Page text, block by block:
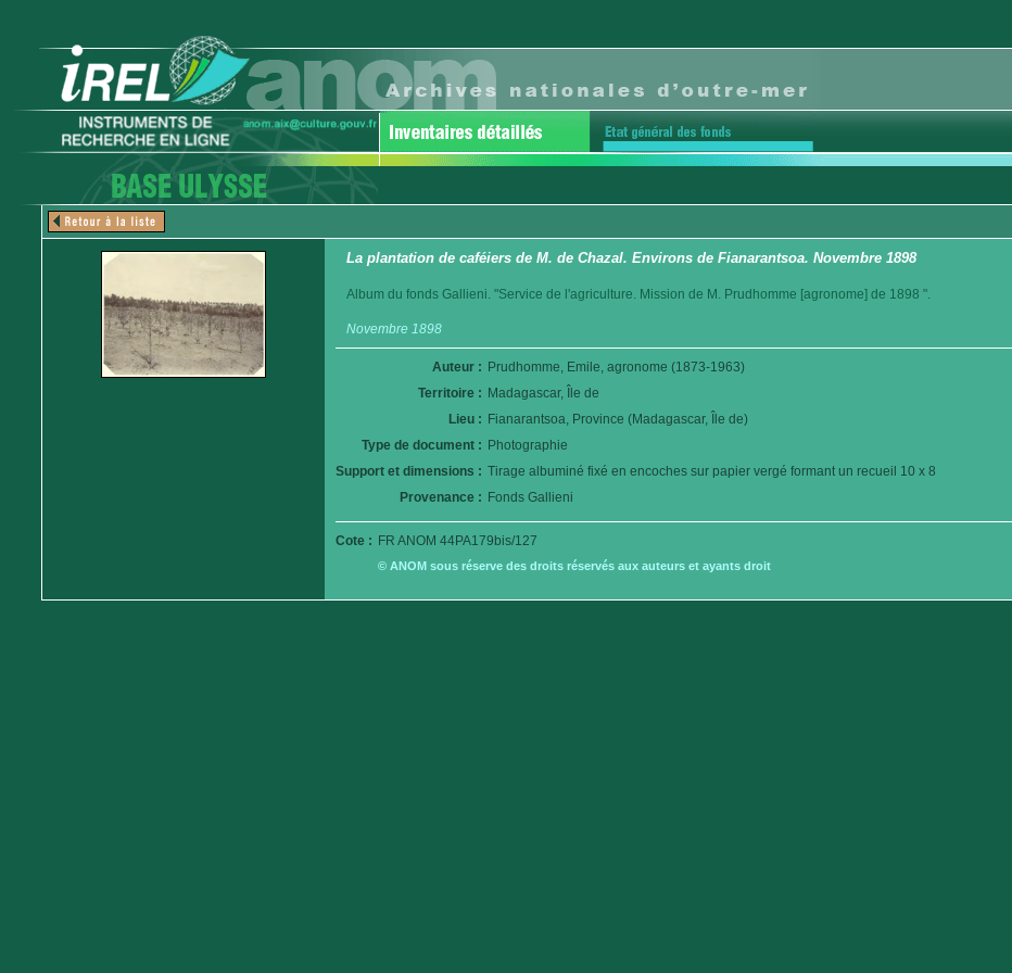
La plantation de caféiers de M. de Chazal. Environs de Fianarantsoa. Novembre 1898
Album du fonds Gallieni. "Service de l'agriculture. Mission de M. Prudhomme [agronome] de 1898 ".
Novembre 1898
Auteur : Prudhomme, Emile, agronome (1873-1963)
Territoire : Madagascar, Île de
Lieu : Fianarantsoa, Province (Madagascar, Île de)
Type de document : Photographie
Support et dimensions : Tirage albuminé fixé en encoches sur papier vergé formant un recueil 10 x 8
Provenance : Fonds Gallieni
Cote : FR ANOM 44PA179bis/127
© ANOM sous réserve des droits réservés aux auteurs et ayants droit